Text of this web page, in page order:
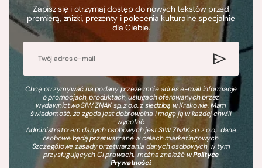
Zapisz się i otrzymaj dostęp do nowych tekstów przed
premierą, zniżki, prezenty i polecenia kulturalne specjalnie
dla Ciebie.
Chcę otrzymywać na podany przeze mnie adres e-mail informacje
o promocjach, produktach, usługach oferowanych przez
wydawnictwo SIW ZNAK sp. z o.o. z siedzibą w Krakowie. Mam
świadomość, że zgoda jest dobrowolna i mogę ją w każdej chwili
wycofać.
Administratorem danych osobowych jest SIW ZNAK sp. z o.o., dane
osobowe będą przetwarzane w celach marketingowych.
Szczegółowe zasady przetwarzania danych osobowych, w tym
przysługujących Ci prawach, można znaleźć wPolityce
Prywatności.